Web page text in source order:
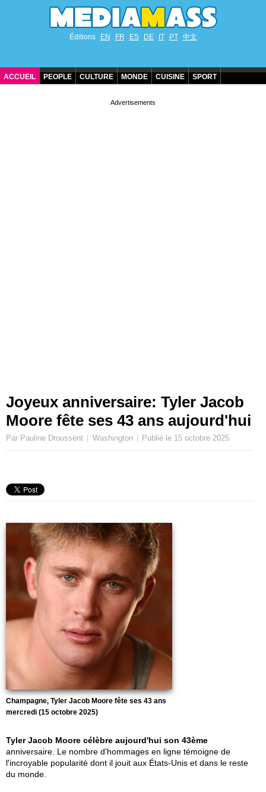
Éditions EN FR ES DE IT PT 中文
ACCUEIL PEOPLE CULTURE MONDE CUISINE SPORT
Joyeux anniversaire: Tyler Jacob
Moore fête ses 43 ans aujourd'hui
Par Pauline Droussent Washington Publié le 15 octobre 2025
Champagne, Tyler Jacob Moore fête ses 43 ans
mercredi (15 octobre 2025)
Tyler Jacob Moore célèbre aujourd'hui son 43ème
anniversaire. Le nombre d'hommages en ligne témoigne de
l'incroyable popularité dont il jouit aux États-Unis et dans le reste
du monde.